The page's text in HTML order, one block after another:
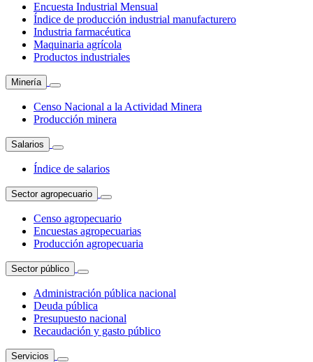
Encuesta Industrial Mensual
Índice de producción industrial manufacturero
Industria farmacéutica
Maquinaria agrícola
Productos industriales
Minería
Censo Nacional a la Actividad Minera
Producción minera
Salarios
Índice de salarios
Sector agropecuario
Censo agropecuario
Encuestas agropecuarias
Producción agropecuaria
Sector público
Administración pública nacional
Deuda pública
Presupuesto nacional
Recaudación y gasto público
Servicios